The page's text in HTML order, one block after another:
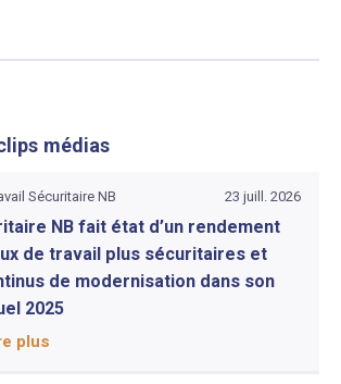
médias
Sécuritaire NB 23 juill. 2026
NB fait état d’un rendement
de travail plus sécuritaires et
de modernisation dans son
2025
plus